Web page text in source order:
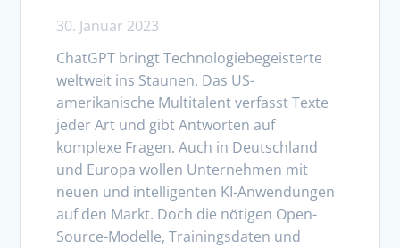
30. Januar 2023
ChatGPT bringt Technologiebegeisterte
weltweit ins Staunen. Das US-
amerikanische Multitalent verfasst Texte
jeder Art und gibt Antworten auf
komplexe Fragen. Auch in Deutschland
und Europa wollen Unternehmen mit
neuen und intelligenten KI-Anwendungen
auf den Markt. Doch die nötigen Open-
Source-Modelle, Trainingsdaten und